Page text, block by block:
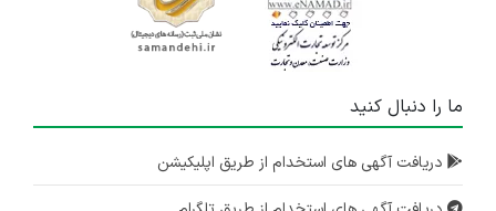
ما را دنبال کنید
دریافت آگهی های استخدام از طریق اپلیکیشن